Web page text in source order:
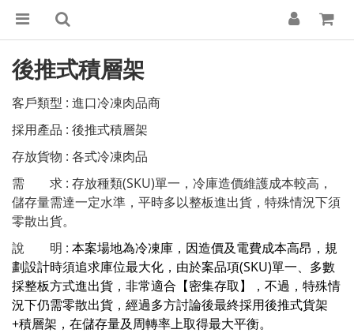
後推式積層架
客戶類型 : 進口冷凍肉品商
採用產品 : 後推式積層架
存放貨物 : 各式冷凍肉品
需 求 : 存放種類(SKU)單一，冷庫造價維護成本較高，
儲存量需達一定水準，平時多以整板進出貨，特殊情況下須
零散出貨。
說 明 : 本案場地為冷凍庫，因造價及電費成本高昂，規
劃設計時須追求庫位最大化，由於案品項(SKU)單一、多數
採整板方式進出貨，非常適合【密集存取】，不過，特殊情
況下仍需零散出貨，經過多方討論後最終採用後推式貨架
+積層架，在儲存量及周轉率上取得最大平衡。